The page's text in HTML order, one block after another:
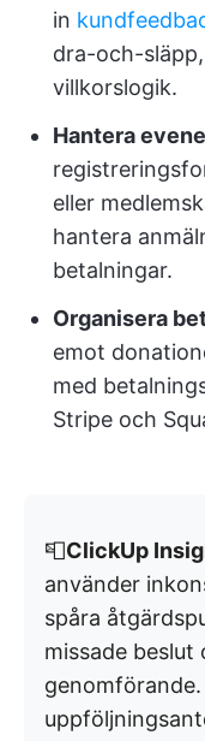
in
dra-och-
villkorslogik.
Hantera
eller
hantera
betalningar.
Organisera
emot
med
Stripe och
📮ClickUp
använder
spåra
missade beslut